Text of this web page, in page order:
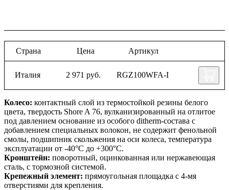
Колесо: контактный слой из термостойкой резины белого
цвета, твердость Shore A 76, вулканизированный на отлитое
под давлением основание из особого ditherm-состава с
добавлением специальных волокон, не содержит фенольной
смолы, подшипник скольжения на оси колеса, температура
эксплуатации от -40°С до +300°С.
Кронштейн: поворотный, оцинкованная или нержавеющая
сталь, с тормозной системой.
Крепежный элемент: прямоугольная площадка с 4-мя
отверстиями для крепления.
Страна Цена Артикул
Италия 2 971 руб. RGZ100WFA-I